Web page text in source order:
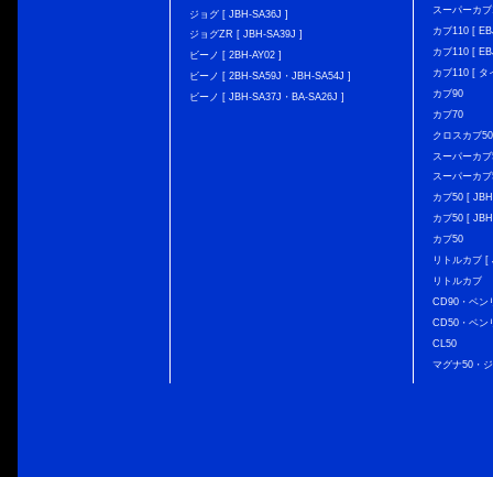
ジョグ [ JBH-SA36J ]
ジョグZR [ JBH-SA39J ]
ビーノ [ 2BH-AY02 ]
ビーノ [ 2BH-SA59J・JBH-SA54J ]
ビーノ [ JBH-SA37J・BA-SA26J ]
スーパーカ
カブ110 [
カブ110 [
カブ110 [ タ
カブ90
カブ70
クロスカブ
スーパーカ
スーパーカ
カブ50 [
カブ50 [
カブ50
リトルカブ
リトルカブ
CD90・ベン
CD50・ベン
CL50
マグナ50・